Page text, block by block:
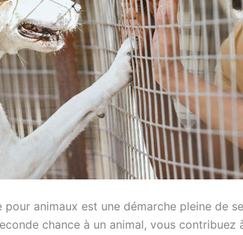
animaux est une démarche pleine de
chance à un animal, vous contribuez